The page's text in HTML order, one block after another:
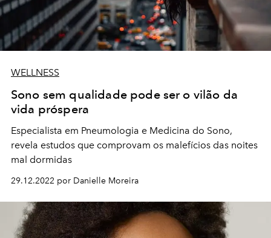
WELLNESS
Sono sem qualidade pode ser o vilão da
vida próspera
Especialista em Pneumologia e Medicina do Sono,
revela estudos que comprovam os malefícios das noites
mal dormidas
29.12.2022 por Danielle Moreira